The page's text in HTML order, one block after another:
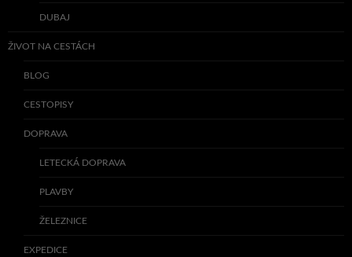
DUBAJ
ŽIVOT NA CESTÁCH
BLOG
CESTOPISY
DOPRAVA
LETECKÁ DOPRAVA
PLAVBY
ŽELEZNICE
EXPEDICE